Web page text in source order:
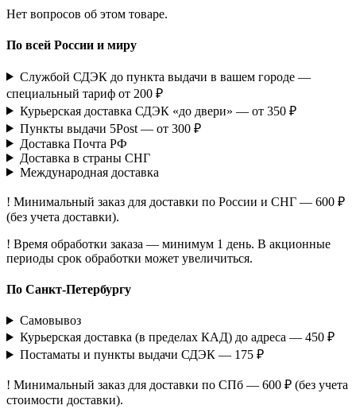
Нет вопросов об этом товаре.
По всей России и миру
Службой СДЭК до пункта выдачи в вашем городе —
специальный тариф от 200 ₽
Курьерская доставка СДЭК «до двери» — от 350 ₽
Пункты выдачи 5Post — от 300 ₽
Доставка Почта РФ
Доставка в страны СНГ
Международная доставка
! Минимальный заказ для доставки по России и СНГ — 600 ₽
(без учета доставки).
! Время обработки заказа — минимум 1 день. В акционные
периоды срок обработки может увеличиться.
По Санкт-Петербургу
Самовывоз
Курьерская доставка (в пределах КАД) до адреса — 450 ₽
Постаматы и пункты выдачи СДЭК — 175 ₽
! Минимальный заказ для доставки по СПб — 600 ₽ (без учета
стоимости доставки).